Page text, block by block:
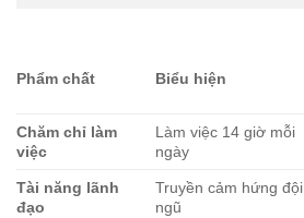
Phẩm chất Biểu hiện
Chăm chỉ làm
việc
Làm việc 14 giờ mỗi
ngày
Tài năng lãnh
đạo
Truyền cảm hứng đội
ngũ